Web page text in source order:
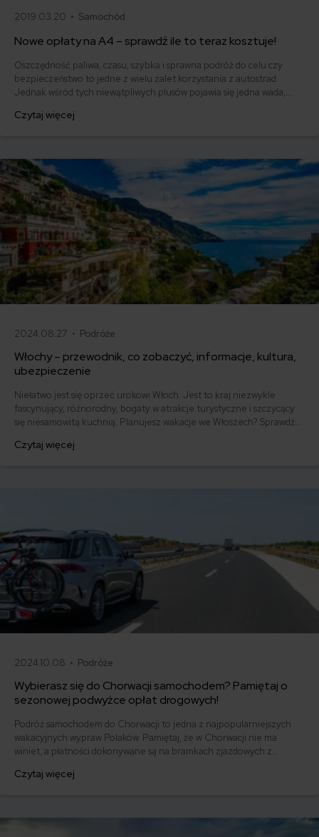
2019.03.20 • Samochód
Nowe opłaty na A4 – sprawdź ile to teraz kosztuje!
Oszczędność paliwa, czasu, szybka i sprawna podróż do celu czy
bezpieczeństwo to jedne z wielu zalet korzystania z autostrad.
Jednak wśród tych niewątpliwych plusów pojawia się jedna wada,
oczywiście o opłaty za autostradę, które do niskich nie należą, a od 1
Czytaj więcej
2024.08.27 • Podróże
Włochy – przewodnik, co zobaczyć, informacje, kultura,
ubezpieczenie
Niełatwo jest się oprzeć urokowi Włoch. Jest to kraj niezwykle
fascynujący, różnorodny, bogaty w atrakcje turystyczne i szczycący
się niesamowitą kuchnią. Planujesz wakacje we Włoszech? Sprawdź
informacje i ciekawostki o Italii. Kultura, ubezpieczenie, co
Czytaj więcej
2024.10.08 • Podróże
Wybierasz się do Chorwacji samochodem? Pamiętaj o
sezonowej podwyżce opłat drogowych!
Podróż samochodem do Chorwacji to jedna z najpopularniejszych
wakacyjnych wypraw Polaków. Pamiętaj, że w Chorwacji nie ma
winiet, a płatności dokonywane są na bramkach zjazdowych z
wyższe niż w poprzednich latach!
Czytaj więcej